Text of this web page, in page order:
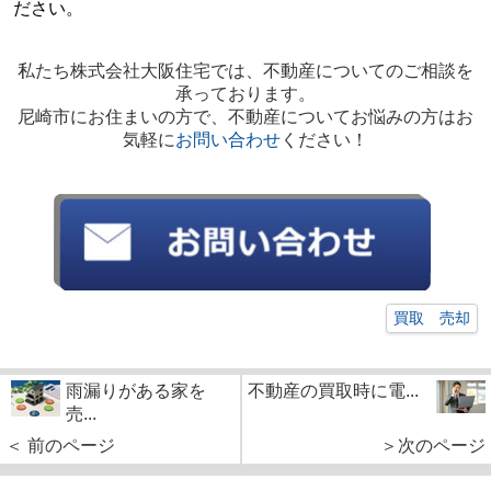
ださい。
私たち株式会社大阪住宅では、不動産についてのご相談を
承っております。
尼崎市にお住まいの方で、不動産についてお悩みの方はお
気軽にお問い合わせ ください！
買取 売却
雨漏りがある家を
売...
＜ 前のページ
不動産の買取時に電...
＞次のページ